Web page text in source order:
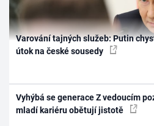
Varování tajných služeb: Putin
útok na české sousedy
Vyhýbá se generace Z vedoucím
mladí kariéru obětují jistotě